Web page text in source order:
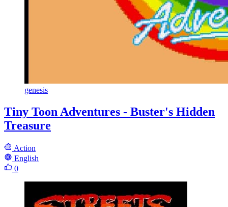
genesis
Tiny Toon Adventures - Buster's Hidden
Treasure
Action
English
0